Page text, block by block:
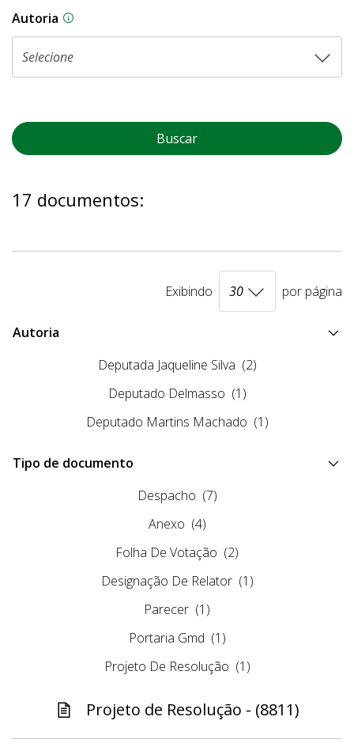
Autoria As proposições legislativas na CLDF podem
Buscar
17 documentos:
Exibindo por página
Autoria
Deputada Jaqueline Silva (2)
Deputado Delmasso (1)
Deputado Martins Machado (1)
Tipo de documento
Despacho (7)
Anexo (4)
Folha De Votação (2)
Designação De Relator (1)
Parecer (1)
Portaria Gmd (1)
Projeto De Resolução (1)
Projeto de Resolução - (8811)